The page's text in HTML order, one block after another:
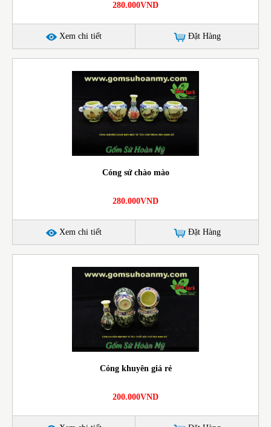
280.000VND
Xem chi tiết Đặt Hàng
Cóng sứ chào mào
280.000VND
Xem chi tiết Đặt Hàng
Cóng khuyên giá rẻ
200.000VND